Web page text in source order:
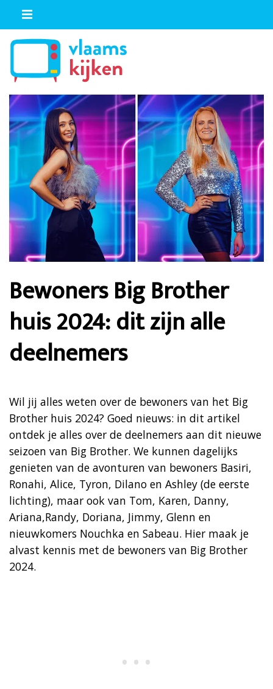
Bewoners Big Brother
huis 2024: dit zijn alle
deelnemers
Wil jij alles weten over de bewoners van het Big
Brother huis 2024? Goed nieuws: in dit artikel
ontdek je alles over de deelnemers aan dit nieuwe
seizoen van Big Brother. We kunnen dagelijks
genieten van de avonturen van bewoners Basiri,
Ronahi, Alice, Tyron, Dilano en Ashley (de eerste
lichting), maar ook van Tom, Karen, Danny,
Ariana,Randy, Doriana, Jimmy, Glenn en
nieuwkomers Nouchka en Sabeau. Hier maak je
alvast kennis met de bewoners van Big Brother
2024.